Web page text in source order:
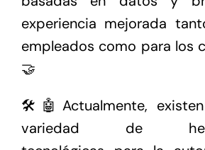
experiencia mejorada
empleados como para los
🤝
🛠🤖Actualmente,
variedad de